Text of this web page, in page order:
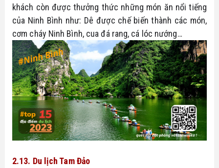
khách còn được thưởng thức những món ăn nổi tiếng
của Ninh Bình như: Dê được chế biến thành các món,
cơm cháy Ninh Bình, cua đá rang, cá lóc nướng…
2.13. Du lịch Tam Đảo